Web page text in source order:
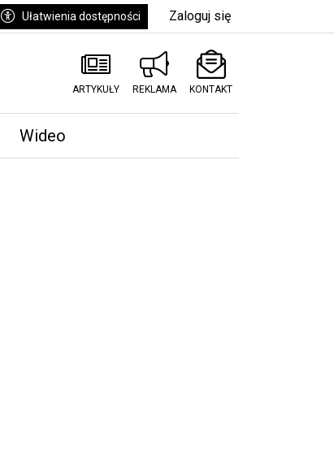
Ułatwienia dostępności Zaloguj się
ARTYKUŁY REKLAMA KONTAKT
Wideo